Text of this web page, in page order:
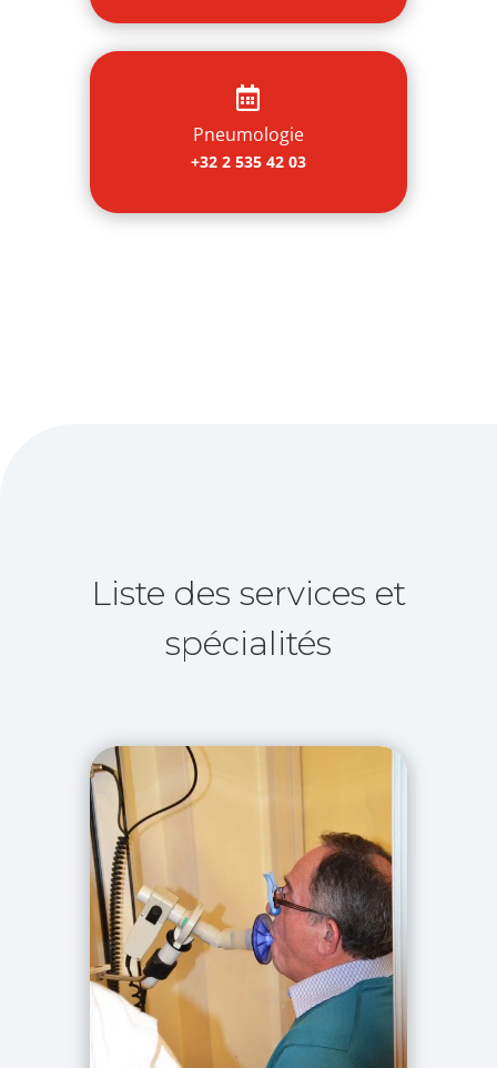

Pneumologie
+32 2 535 42 03
Liste des services et
spécialités